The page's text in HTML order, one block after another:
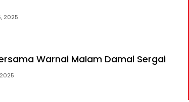
2025
Warnai Malam Damai Sergai